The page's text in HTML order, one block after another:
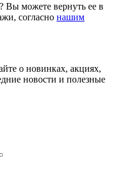
Вы можете вернуть ее в
согласно нашим
о новинках, акциях,
новости и полезные